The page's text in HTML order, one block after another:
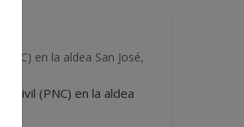
en la aldea San José,
Civil (PNC) en la aldea